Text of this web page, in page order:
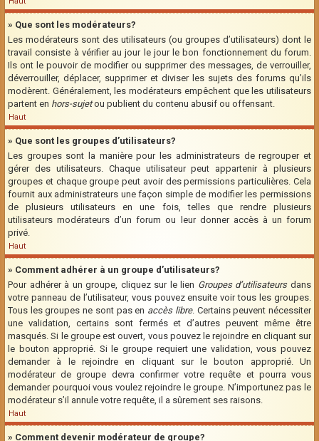
» Que sont les modérateurs?
Les modérateurs sont des utilisateurs (ou groupes d’utilisateurs) dont le
travail consiste à vérifier au jour le jour le bon fonctionnement du forum.
Ils ont le pouvoir de modifier ou supprimer des messages, de verrouiller,
déverrouiller, déplacer, supprimer et diviser les sujets des forums qu’ils
modèrent. Généralement, les modérateurs empêchent que les utilisateurs
partent en hors-sujetou publient du contenu abusif ou offensant.
Haut
» Que sont les groupes d’utilisateurs?
Les groupes sont la manière pour les administrateurs de regrouper et
gérer des utilisateurs. Chaque utilisateur peut appartenir à plusieurs
groupes et chaque groupe peut avoir des permissions particulières. Cela
fournit aux administrateurs une façon simple de modifier les permissions
de plusieurs utilisateurs en une fois, telles que rendre plusieurs
utilisateurs modérateurs d’un forum ou leur donner accès à un forum
privé.
Haut
» Comment adhérer à un groupe d’utilisateurs?
Pour adhérer à un groupe, cliquez sur le lien Groupes d’utilisateursdans
votre panneau de l’utilisateur, vous pouvez ensuite voir tous les groupes.
Tous les groupes ne sont pas en accès libre. Certains peuvent nécessiter
une validation, certains sont fermés et d’autres peuvent même être
masqués. Si le groupe est ouvert, vous pouvez le rejoindre en cliquant sur
le bouton approprié. Si le groupe requiert une validation, vous pouvez
demander à le rejoindre en cliquant sur le bouton approprié. Un
modérateur de groupe devra confirmer votre requête et pourra vous
demander pourquoi vous voulez rejoindre le groupe. N’importunez pas le
modérateur s’il annule votre requête, il a sûrement ses raisons.
Haut
» Comment devenir modérateur de groupe?